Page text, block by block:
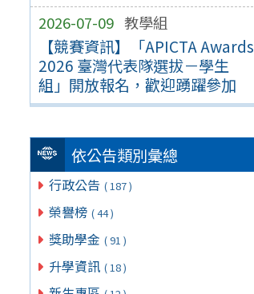
2026-07-09 教學組
【競賽資訊】「APICTA Awards
2026 臺灣代表隊選拔－學生
組」開放報名，歡迎踴躍參加
依公告類別彙總
行政公告 ( 187 )
榮譽榜 ( 44 )
獎助學金 ( 91 )
升學資訊 ( 18 )